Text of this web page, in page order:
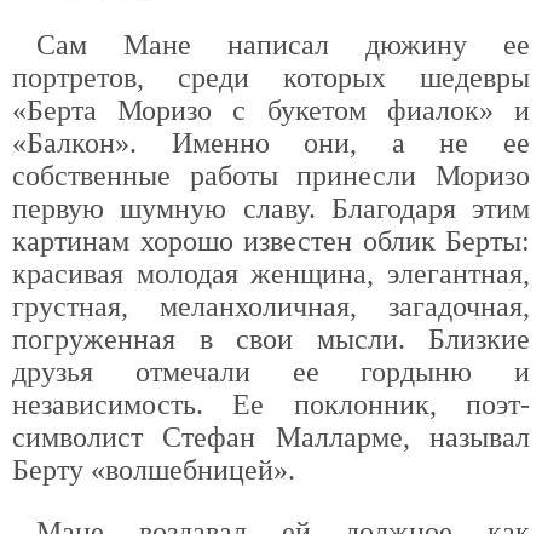
Сам Мане написал дюжину ее
портретов, среди которых шедевры
«Берта Моризо с букетом фиалок» и
«Балкон». Именно они, а не ее
собственные работы принесли Моризо
первую шумную славу. Благодаря этим
картинам хорошо известен облик Берты:
красивая молодая женщина, элегантная,
грустная, меланхоличная, загадочная,
погруженная в свои мысли. Близкие
друзья отмечали ее гордыню и
независимость. Ее поклонник, поэт-
символист Стефан Малларме, называл
Берту «волшебницей».